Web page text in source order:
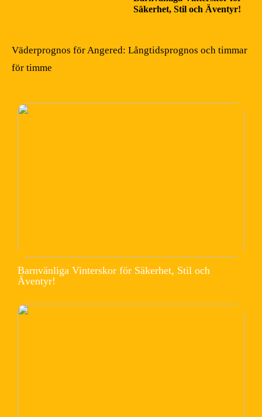
Säkerhet, Stil och Äventyr!
Väderprognos för Angered: Långtidsprognos och timmar
för timme
Barnvänliga Vinterskor för Säkerhet, Stil och
Äventyr!